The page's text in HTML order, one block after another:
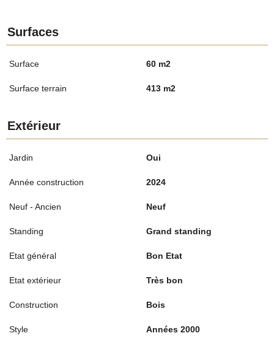
Surfaces
Surface 60 m2
Surface terrain 413 m2
Extérieur
Jardin Oui
Année construction 2024
Neuf - Ancien Neuf
Standing Grand standing
Etat général Bon Etat
Etat extérieur Très bon
Construction Bois
Style Années 2000